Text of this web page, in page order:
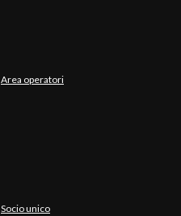
Area operatori
Socio unico